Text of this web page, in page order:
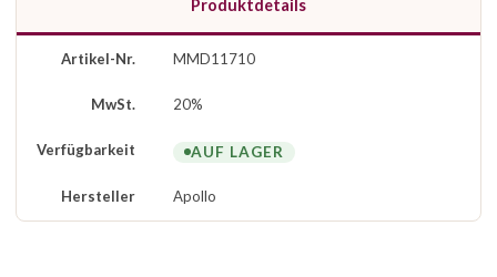
Produktdetails
Artikel-Nr. MMD11710
MwSt. 20%
Verfügbarkeit AUF LAGER
Hersteller Apollo